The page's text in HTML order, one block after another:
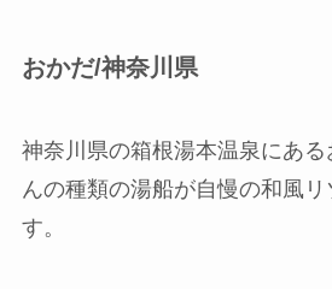
おかだ/神奈川県
神奈川県の箱根湯本温泉にある
んの種類の湯船が自慢の和風
す。